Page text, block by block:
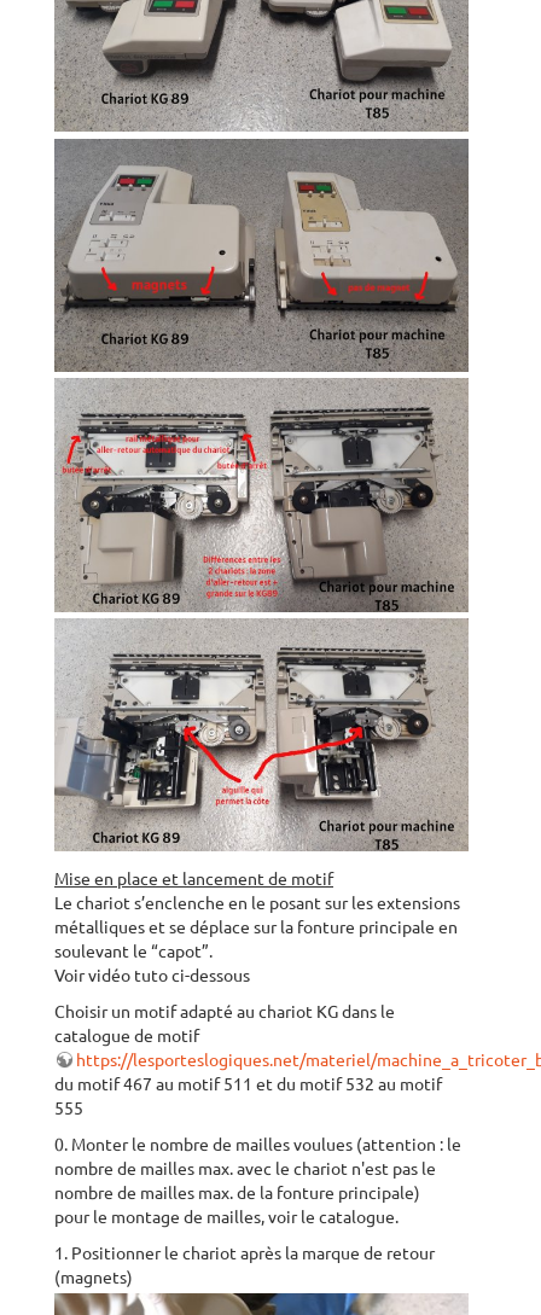
Mise en place et lancement de motif
Le chariot s’enclenche en le posant sur les extensions
métalliques et se déplace sur la fonture principale en
soulevant le “capot”.
Voir vidéo tuto ci-dessous
Choisir un motif adapté au chariot KG dans le
catalogue de motif
https://lesporteslogiques.net/materiel/
du motif 467 au motif 511 et du motif 532 au motif
555
0. Monter le nombre de mailles voulues (attention : le
nombre de mailles max. avec le chariot n'est pas le
nombre de mailles max. de la fonture principale)
pour le montage de mailles, voir le catalogue.
1. Positionner le chariot après la marque de retour
(magnets)